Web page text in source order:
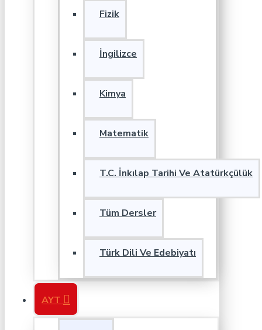
Fizik
İngilizce
Kimya
Matematik
T.C. İnkılap Tarihi Ve Atatürkçülük
Tüm Dersler
Türk Dili Ve Edebiyatı
AYT